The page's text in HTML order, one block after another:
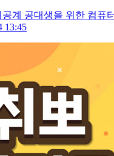
계 공대생을 위한 컴퓨
13:45